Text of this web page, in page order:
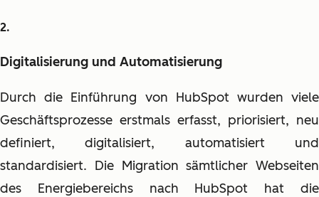
Digitalisierung und Automatisierung
Durch die Einführung von HubSpot wurden viele
Geschäftsprozesse erstmals erfasst, priorisiert, neu
definiert, digitalisiert, automatisiert und
standardisiert. Die Migration sämtlicher Webseiten
des Energiebereichs nach HubSpot hat die